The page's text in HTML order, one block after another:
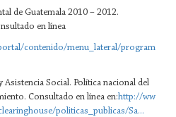
de Guatemala 2010 – 2012.
en línea
contenido/menu_lateral/program
Asistencia Social. Política nacional del
Consultado en línea en:http://ww
politicas_publicas/Sa...